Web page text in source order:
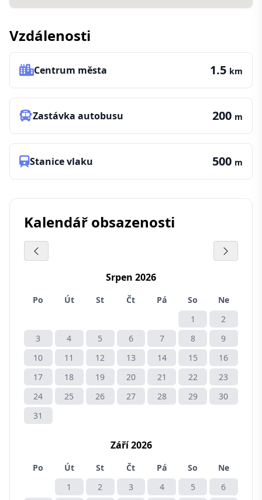
Vzdálenosti
Centrum města 1.5 km
Zastávka autobusu 200 m
Stanice vlaku 500 m
Kalendář obsazenosti
Srpen 2026
Po Út St Čt Pá So
Ne
1
2
3
4 5 6 7 8
9
10
11 12 13 14 15
16
17
18 19 20 21 22
23
24
25 26 27 28 29
30
31
Září 2026
Po Út St Čt Pá So
Ne
1
2 3 4 5
6